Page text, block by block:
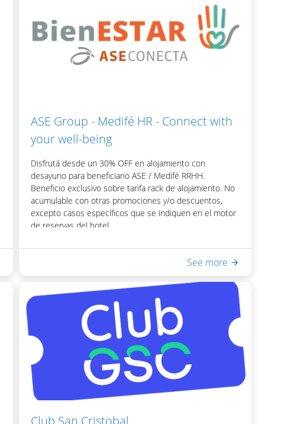
- Acceso a Equilibrium Spa & Health: piscina interna
climatizada, sauna seco, ducha escocesa
- WiFi en habitaciones y áreas públicas
Una vez obtenido el código, podrás acceder el
ASE Group - Medifé HR - Connect with
your well-being
Disfrutá desde un 30% OFF en alojamiento con
desayuno para beneficiario ASE / Medifé RRHH.
Beneficio exclusivo sobre tarifa rack de alojamiento. No
acumulable con otras promociones y/o descuentos,
excepto casos específicos que se indiquen en el motor
de reservas del hotel.
descuento visitando la página web e ingresando tu
https://conectacontubienestar.com.ar/
Incluye:
- Desayuno Buffet
- Acceso a Equilibrium Spa & Health: piscina interna
climatizada, sauna seco, ducha escocesa
- WiFi en habitaciones y áreas públicas
Una vez obtenido el código, podrás acceder el
descuento colocando el mismo en la casilla de "Código
Promocional" del motor de reservas del hotel.
See more
Club San Cristobal